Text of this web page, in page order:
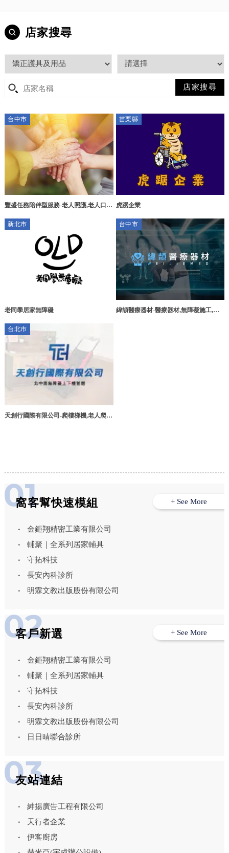
店家搜尋
台中市
豐盛任務陪伴型服務-老人照護,老人口腔
苗栗縣
虎踞企業
新北市
老同學居家無障礙
台中市
緯頡醫療器材-醫療器材,無障礙施工,醫
台北市
天創行國際有限公司-爬樓梯機,老人爬樓
窩客幫快速模組
金鉅翔精密工業有限公司
輔聚｜全系列居家輔具
守拓科技
長安內科診所
明霖文教出版股份有限公司
+ See More
客戶新選
金鉅翔精密工業有限公司
輔聚｜全系列居家輔具
守拓科技
長安內科診所
明霖文教出版股份有限公司
日日晴聯合診所
+ See More
友站連結
紳揚廣告工程有限公司
天行者企業
伊客廚房